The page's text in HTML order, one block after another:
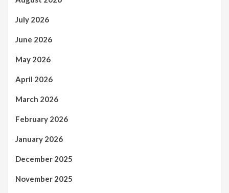
July 2026
June 2026
May 2026
April 2026
March 2026
February 2026
January 2026
December 2025
November 2025